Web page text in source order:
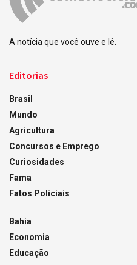
A notícia que você ouve e lê.
Editorias
Brasil
Mundo
Agricultura
Concursos e Emprego
Curiosidades
Fama
Fatos Policiais
Bahia
Economia
Educação